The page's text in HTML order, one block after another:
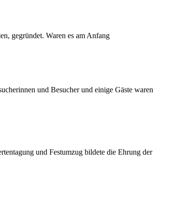
gegründet. Waren es am Anfang
und Besucher und einige Gäste waren
und Festumzug bildete die Ehrung der